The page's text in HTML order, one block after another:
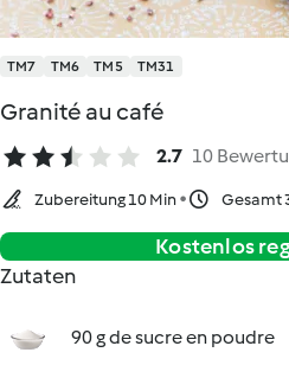
TM7 TM6 TM5 TM31
Granité au café
2.7 10
Zubereitung 10 Min Gesamt
Kostenlos
Zutaten
90 g de sucre en poudre